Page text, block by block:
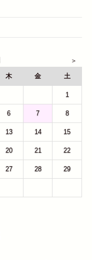
木 金 土
1
6 7 8
13 14 15
20 21 22
27 28 29